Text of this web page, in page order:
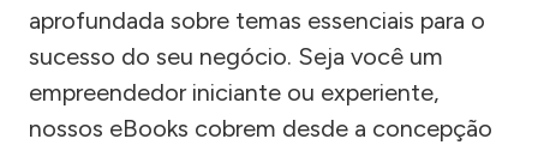
aprofundada sobre temas essenciais para o
sucesso do seu negócio. Seja você um
empreendedor iniciante ou experiente,
nossos eBooks cobrem desde a concepção